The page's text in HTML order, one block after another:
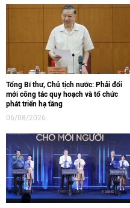
Tổng Bí thư, Chủ tịch nước: Phải đổi
mới công tác quy hoạch và tổ chức
phát triển hạ tầng
06/08/2026